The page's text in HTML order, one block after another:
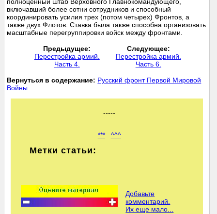
включавший более сотни сотрудников и способный
координировать усилия трех (потом четырех) Фронтов, а
также двух Флотов. Ставка была также способна организовать
масштабные перегруппировки войск между фронтами.
Предыдущее:
Перестройка армий.
Часть 4.
Следующее:
Перестройка армий.
Часть 6.
Вернуться в содержание: Русский фронт Первой Мировой
Войны
-----
*** ^^^
Метки статьи:
Добавьте
комментарий.
Их еще мало...